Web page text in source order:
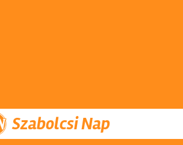
Szabolcsi Nap